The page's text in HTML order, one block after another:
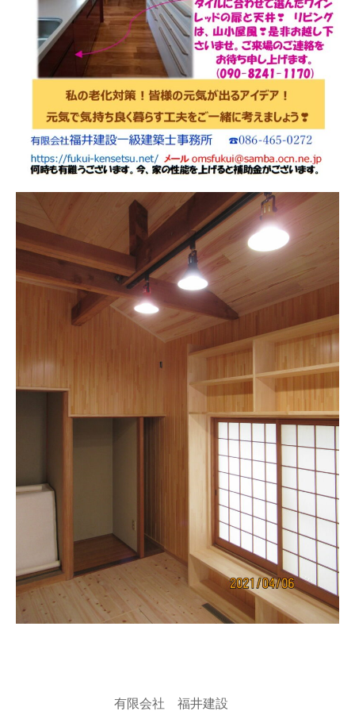
有限会社 福井建設